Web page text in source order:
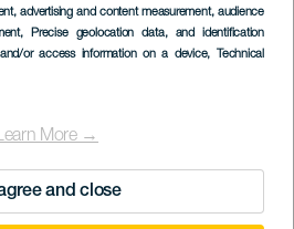
advertising and content measurement, audience
, Precise geolocation data, and identification
or access information on a device, Technical
More →
and close